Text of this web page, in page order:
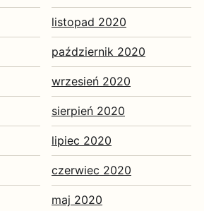
listopad 2020
październik 2020
wrzesień 2020
sierpień 2020
lipiec 2020
czerwiec 2020
maj 2020